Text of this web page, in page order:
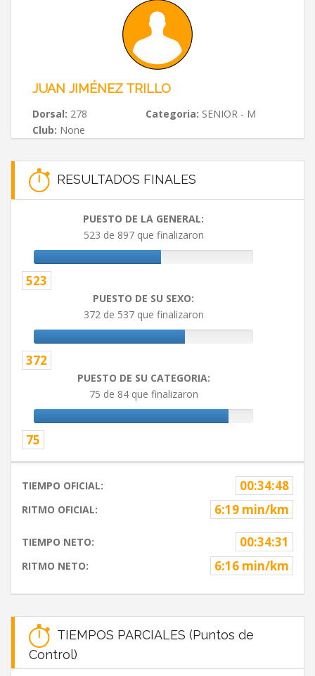
JUAN JIMÉNEZ TRILLO
Dorsal: 278 Categoria: SENIOR - M
Club: None
RESULTADOS FINALES
PUESTO DE LA GENERAL:
523 de 897 que finalizaron
523
PUESTO DE SU SEXO:
372 de 537 que finalizaron
372
PUESTO DE SU CATEGORIA:
75 de 84 que finalizaron
75
TIEMPO OFICIAL: 00:34:48
RITMO OFICIAL: 6:19 min/km
TIEMPO NETO: 00:34:31
RITMO NETO: 6:16 min/km
TIEMPOS PARCIALES (Puntos de
Control)